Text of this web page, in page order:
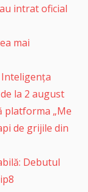
intrat oficial
mai
Inteligența
la 2 august
platforma „Me
de grijile din
Debutul